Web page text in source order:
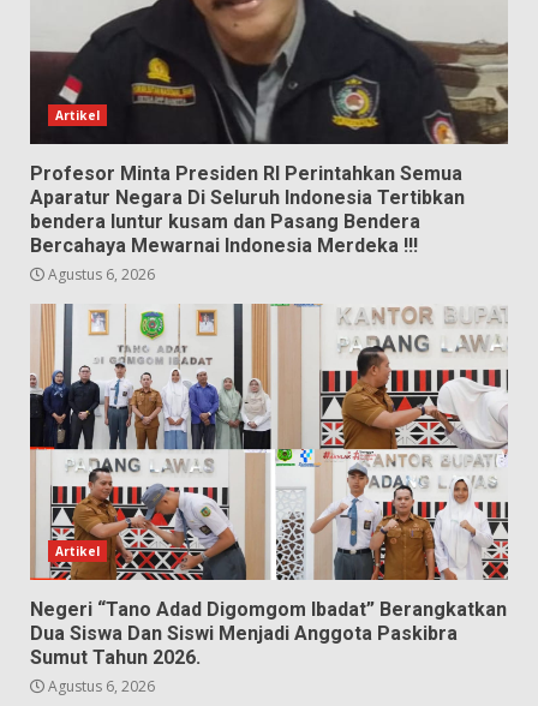
Artikel
Profesor Minta Presiden RI Perintahkan Semua
Aparatur Negara Di Seluruh Indonesia Tertibkan
bendera luntur kusam dan Pasang Bendera
Bercahaya Mewarnai Indonesia Merdeka !!!
Agustus 6, 2026
Artikel
Negeri “Tano Adad Digomgom Ibadat” Berangkatkan
Dua Siswa Dan Siswi Menjadi Anggota Paskibra
Sumut Tahun 2026.
Agustus 6, 2026